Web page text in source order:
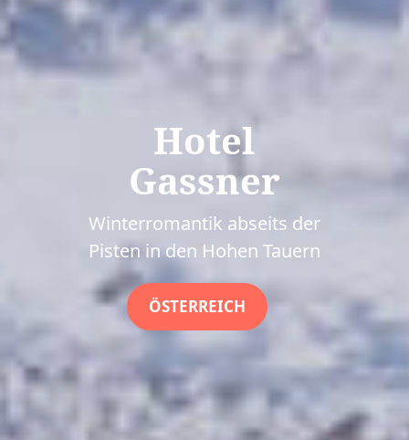
Hotel
Gassner
Winterromantik abseits der
Pisten in den Hohen Tauern
ÖSTERREICH